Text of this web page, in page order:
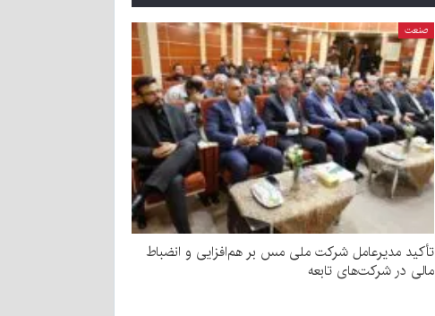
صنعت
تأکید مدیرعامل شرکت ملی مس بر هم‌افزایی و انضباط
مالی در شرکت‌های تابعه